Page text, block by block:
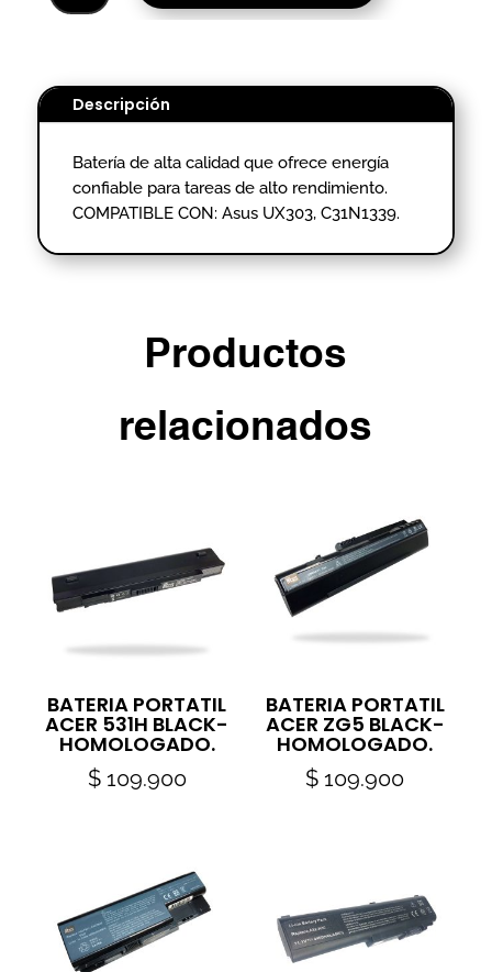
ASUS
-
HOMOLOGADO.
Descripción
Batería de alta calidad que ofrece energía
confiable para tareas de alto rendimiento.
COMPATIBLE CON: Asus UX303, C31N1339.
Productos
relacionados
BATERIA PORTATIL
ACER 531H BLACK-
HOMOLOGADO.
$109.900
BATERIA PORTATIL
ACER ZG5 BLACK-
HOMOLOGADO.
$ 109.900